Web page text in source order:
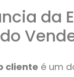
da
cliente é um